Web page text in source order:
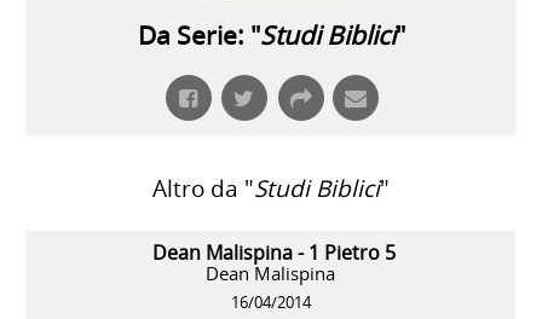
Da Serie: "Studi Biblici"
Altro da "Studi Biblici"
Dean Malispina - 1 Pietro 5
Dean Malispina
16/04/2014